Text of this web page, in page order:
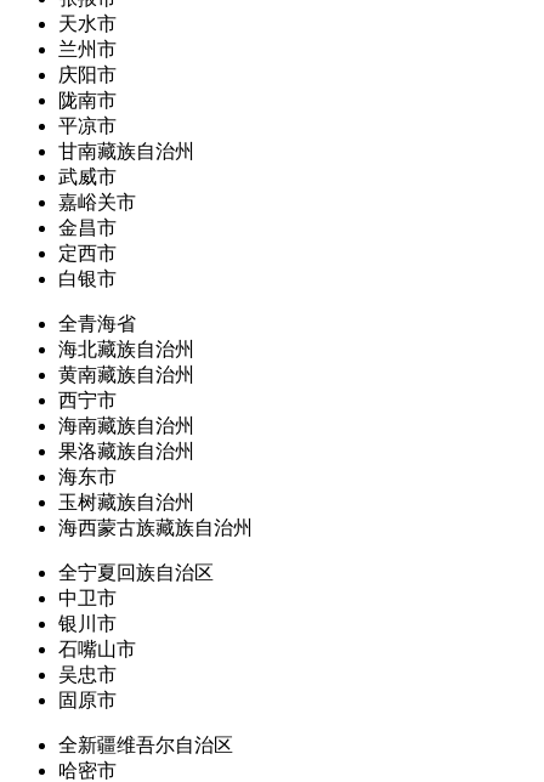
天水市
兰州市
庆阳市
陇南市
平凉市
甘南藏族自治州
武威市
嘉峪关市
金昌市
定西市
白银市
全青海省
海北藏族自治州
黄南藏族自治州
西宁市
海南藏族自治州
果洛藏族自治州
海东市
玉树藏族自治州
海西蒙古族藏族自治州
全宁夏回族自治区
中卫市
银川市
石嘴山市
吴忠市
固原市
全新疆维吾尔自治区
哈密市